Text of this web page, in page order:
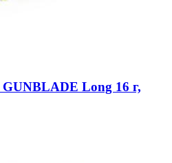
Long 16 г,